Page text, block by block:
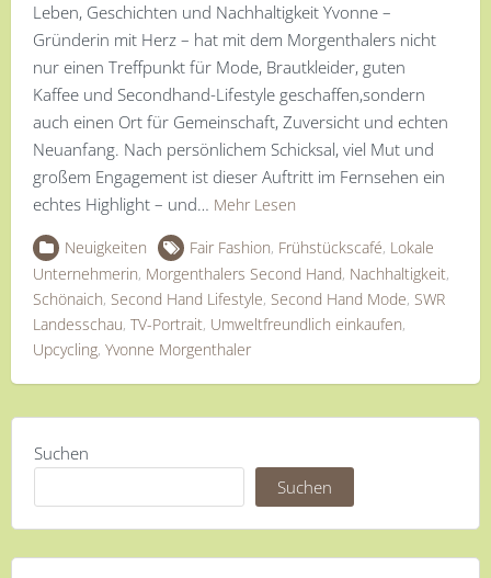
Leben, Geschichten und Nachhaltigkeit Yvonne –
Gründerin mit Herz – hat mit dem Morgenthalers nicht
nur einen Treffpunkt für Mode, Brautkleider, guten
Kaffee und Secondhand-Lifestyle geschaffen,sondern
auch einen Ort für Gemeinschaft, Zuversicht und echten
Neuanfang. Nach persönlichem Schicksal, viel Mut und
großem Engagement ist dieser Auftritt im Fernsehen ein
echtes Highlight – und… Mehr Lesen
Neuigkeiten Fair Fashion, Frühstückscafé, Lokale
Unternehmerin, Morgenthalers Second Hand, Nachhaltigkeit,
Schönaich, Second Hand Lifestyle, Second Hand Mode, SWR
Landesschau, TV-Portrait, Umweltfreundlich einkaufen,
Upcycling, Yvonne Morgenthaler
Suchen
Suchen